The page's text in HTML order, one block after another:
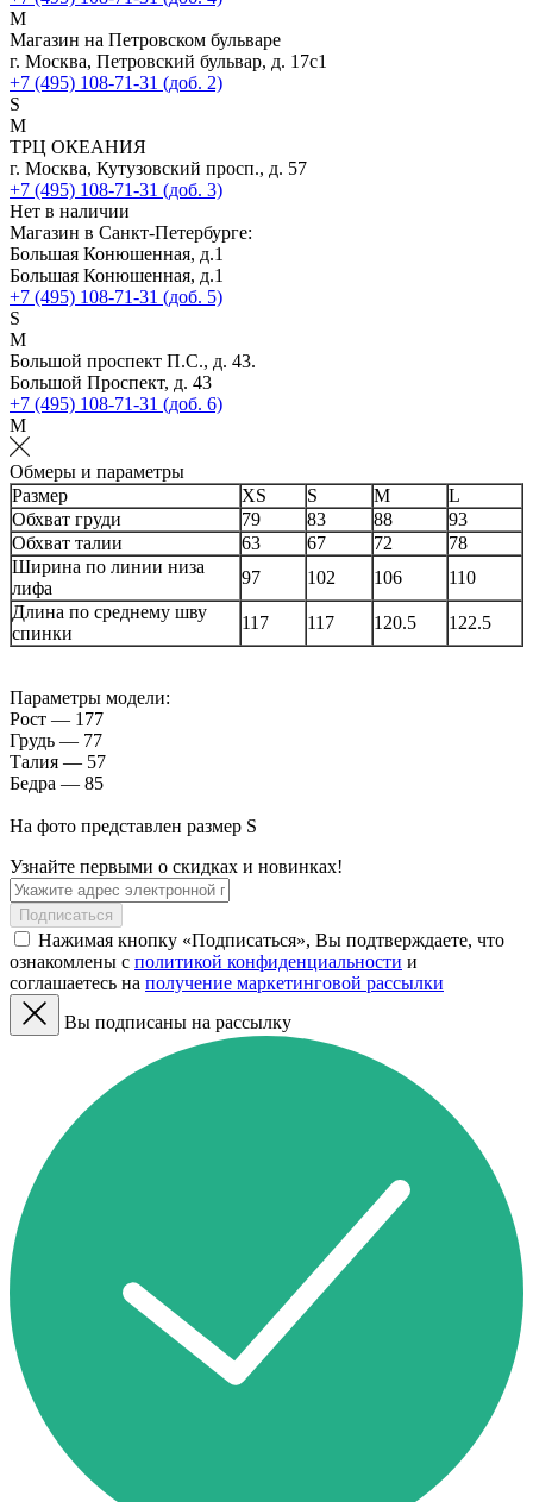
M
Магазин на Петровском бульваре
г. Москва, Петровский бульвар, д. 17с1
+7 (495) 108-71-31 (доб. 2)
S
M
ТРЦ ОКЕАНИЯ
г. Москва, Кутузовский просп., д. 57
+7 (495) 108-71-31 (доб. 3)
Нет в наличии
Магазин в Санкт-Петербурге:
Большая Конюшенная, д.1
Большая Конюшенная, д.1
+7 (495) 108-71-31 (доб. 5)
S
M
Большой проспект П.С., д. 43.
Большой Проспект, д. 43
+7 (495) 108-71-31 (доб. 6)
M
Обмеры и параметры
Размер
XS S M
L
Обхват груди
79 83 88
93
Обхват талии
63 67 72
78
Ширина по линии низа
лифа
97 102 106
110
Длина по среднему шву
спинки
117 117 120.5 122.5
Параметры модели:
Рост — 177
Грудь — 77
Талия — 57
Бедра — 85
На фото представлен размер S
Узнайте первыми о скидках и новинках!
Подписаться
Нажимая кнопку «Подписаться», Вы подтверждаете, что
ознакомлены с политикой конфиденциальности и
соглашаетесь на получение маркетинговой рассылки
Вы подписаны на рассылку